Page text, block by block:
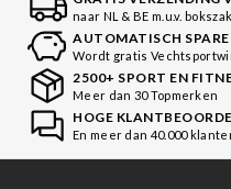
naar NL & BE m.u.v.
AUTOMATISCH
Wordt gratis
2500+ SPORT EN
Meer dan 30 Topmerken
HOGE
En meer dan 40.000